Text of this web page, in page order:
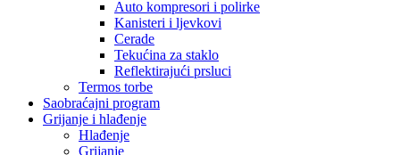
Auto kompresori i polirke
Kanisteri i ljevkovi
Cerade
Tekućina za staklo
Reflektirajući prsluci
Termos torbe
Saobraćajni program
Grijanje i hlađenje
Hlađenje
Grijanje